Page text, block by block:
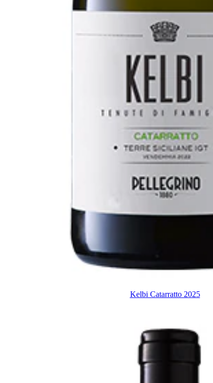
Kelbi Catarratto 2025